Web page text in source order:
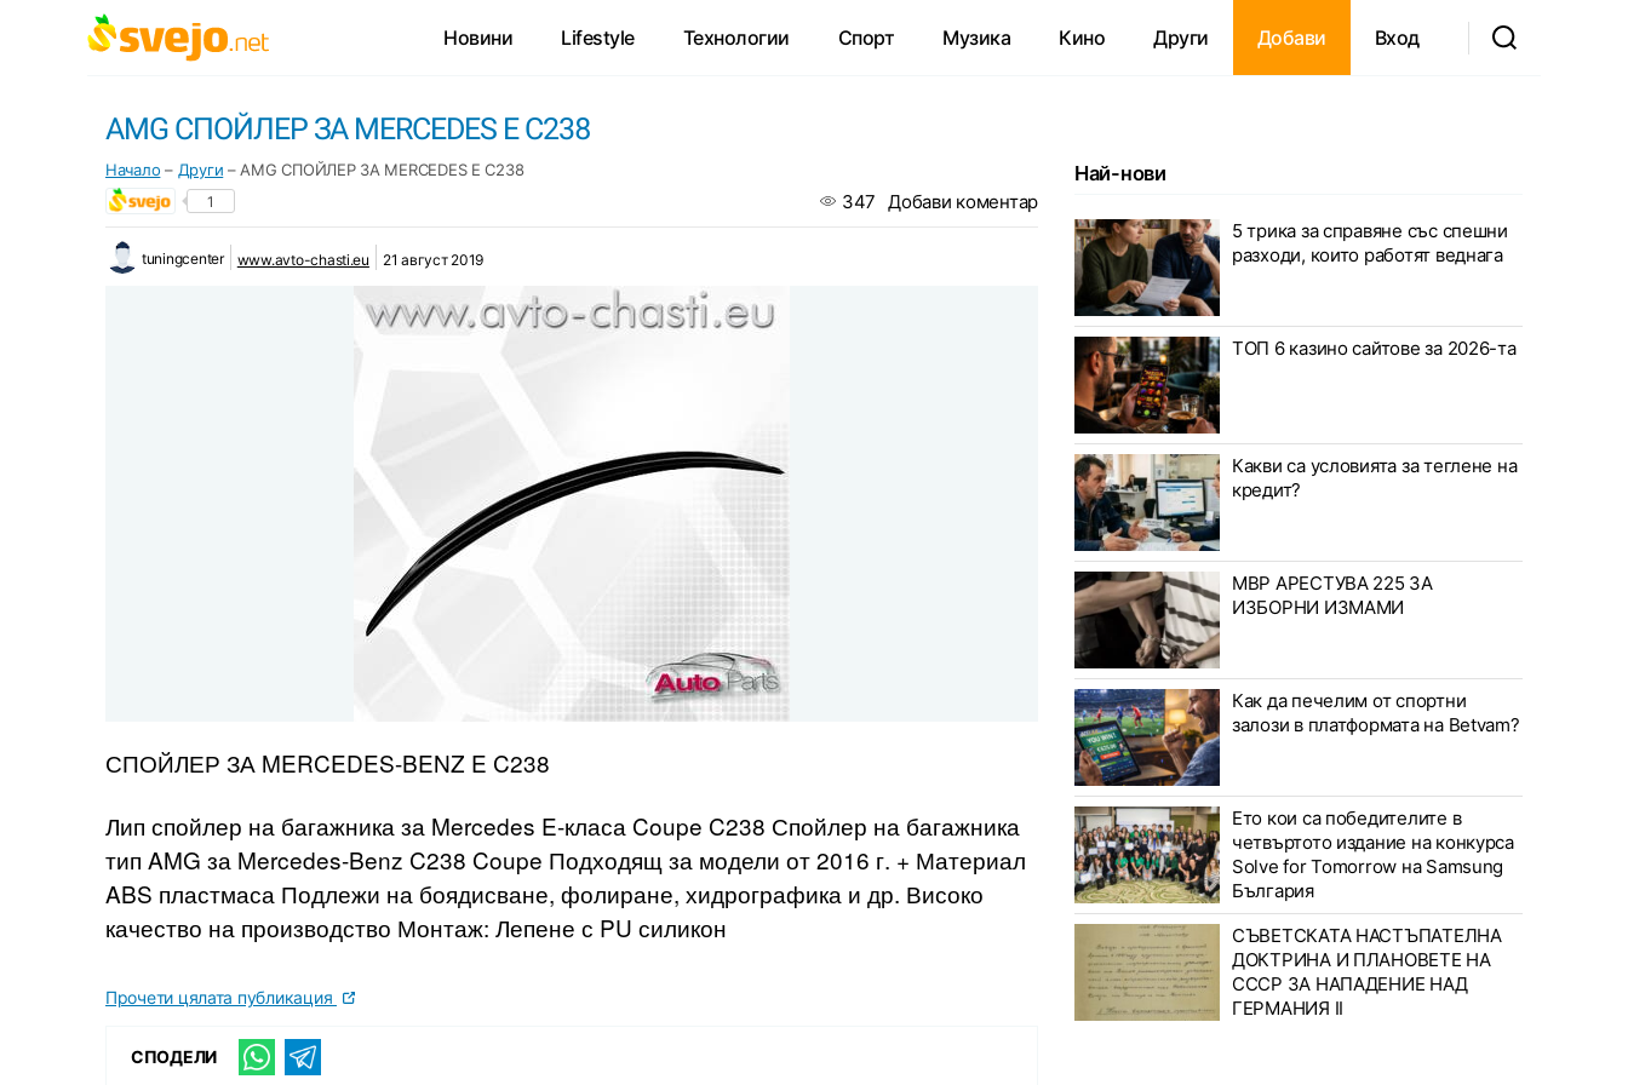
Новини Lifestyle Технологии Спорт Музика Кино Други Добави Вход
AMG СПОЙЛЕР ЗА MERCEDES E C238
Начало – Други – AMG СПОЙЛЕР ЗА MERCEDES E C238
1 347 Добави коментар
tuningcenter www.avto-chasti.eu 21 август 2019
СПОЙЛЕР ЗА MERCEDES-BENZ E C238
Лип спойлер на багажника за Mercedes E-класа Coupe C238 Спойлер на багажника
тип AMG за Mercedes-Benz C238 Coupe Подходящ за модели от 2016 г. + Материал
ABS пластмаса Подлежи на боядисване, фолиране, хидрографика и др. Високо
качество на производство Монтаж: Лепене с PU силикон
Прочети цялата публикация
СПОДЕЛИ
Най-нови
5 трика за справяне със спешни
разходи, които работят веднага
ТОП 6 казино сайтове за 2026-та
Какви са условията за теглене на
кредит?
МВР АРЕСТУВА 225 ЗА
ИЗБОРНИ ИЗМАМИ
Как да печелим от спортни
залози в платформата на Betvam?
Ето кои са победителите в
четвъртото издание на конкурса
Solve for Tomorrow на Samsung
България
СЪВЕТСКАТА НАСТЪПАТЕЛНА
ДОКТРИНА И ПЛАНОВЕТЕ НА
СССР ЗА НАПАДЕНИЕ НАД
ГЕРМАНИЯ II